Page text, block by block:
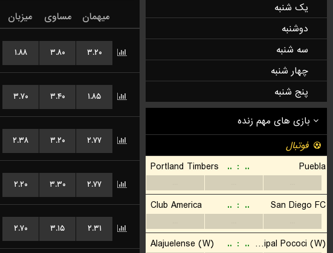
یک شنبه
دوشنبه
سه شنبه
چهار شنبه
پنج شنبه
میزبان مساوی میهمان
۱.۸۸ ۳.۸۰ ۳.۲۰
۳.۷۰ ۳.۴۰ ۱.۸۵
۲.۳۸ ۳.۲۰ ۲.۷۷
۲.۲۰ ۳.۳۰ ۲.۷۷
۲.۷۰ ۳.۱۵ ۲.۳۱